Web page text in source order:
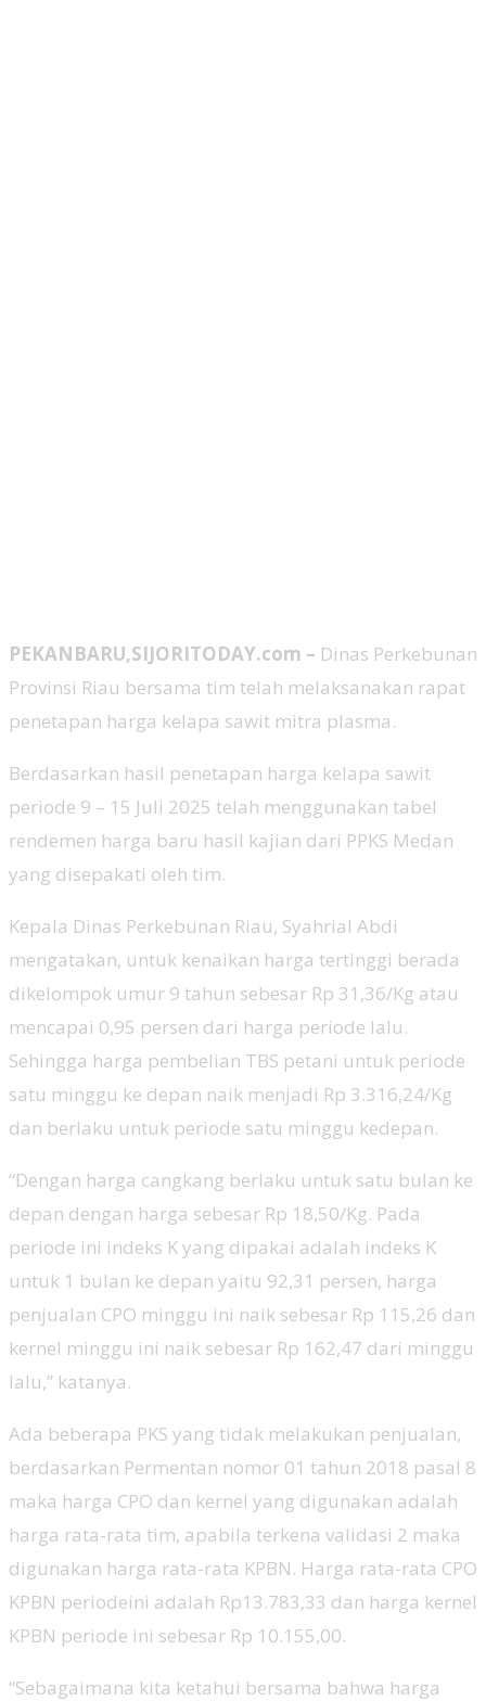
PEKANBARU,SIJORITODAY.com – Dinas Perkebunan
Provinsi Riau bersama tim telah melaksanakan rapat
penetapan harga kelapa sawit mitra plasma.
Berdasarkan hasil penetapan harga kelapa sawit
periode 9 – 15 Juli 2025 telah menggunakan tabel
rendemen harga baru hasil kajian dari PPKS Medan
yang disepakati oleh tim.
Kepala Dinas Perkebunan Riau, Syahrial Abdi
mengatakan, untuk kenaikan harga tertinggi berada
dikelompok umur 9 tahun sebesar Rp 31,36/Kg atau
mencapai 0,95 persen dari harga periode lalu.
Sehingga harga pembelian TBS petani untuk periode
satu minggu ke depan naik menjadi Rp 3.316,24/Kg
dan berlaku untuk periode satu minggu kedepan.
“Dengan harga cangkang berlaku untuk satu bulan ke
depan dengan harga sebesar Rp 18,50/Kg. Pada
periode ini indeks K yang dipakai adalah indeks K
untuk 1 bulan ke depan yaitu 92,31 persen, harga
penjualan CPO minggu ini naik sebesar Rp 115,26 dan
kernel minggu ini naik sebesar Rp 162,47 dari minggu
lalu,” katanya.
Ada beberapa PKS yang tidak melakukan penjualan,
berdasarkan Permentan nomor 01 tahun 2018 pasal 8
maka harga CPO dan kernel yang digunakan adalah
harga rata-rata tim, apabila terkena validasi 2 maka
digunakan harga rata-rata KPBN. Harga rata-rata CPO
KPBN periodeini adalah Rp13.783,33 dan harga kernel
KPBN periode ini sebesar Rp 10.155,00.
“Sebagaimana kita ketahui bersama bahwa harga